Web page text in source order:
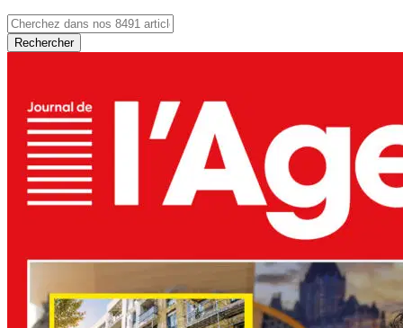
Rechercher